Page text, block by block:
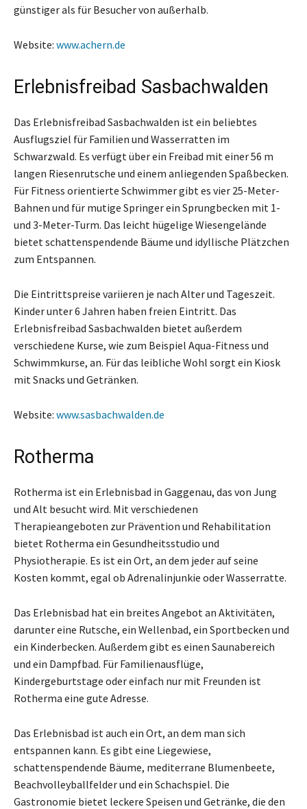
günstiger als für Besucher von außerhalb.
Website: www.achern.de
Erlebnisfreibad Sasbachwalden
Das Erlebnisfreibad Sasbachwalden ist ein beliebtes
Ausflugsziel für Familien und Wasserratten im
Schwarzwald. Es verfügt über ein Freibad mit einer 56 m
langen Riesenrutsche und einem anliegenden Spaßbecken.
Für Fitness orientierte Schwimmer gibt es vier 25-Meter-
Bahnen und für mutige Springer ein Sprungbecken mit 1-
und 3-Meter-Turm. Das leicht hügelige Wiesengelände
bietet schattenspendende Bäume und idyllische Plätzchen
zum Entspannen.
Die Eintrittspreise variieren je nach Alter und Tageszeit.
Kinder unter 6 Jahren haben freien Eintritt. Das
Erlebnisfreibad Sasbachwalden bietet außerdem
verschiedene Kurse, wie zum Beispiel Aqua-Fitness und
Schwimmkurse, an. Für das leibliche Wohl sorgt ein Kiosk
mit Snacks und Getränken.
Website: www.sasbachwalden.de
Rotherma
Rotherma ist ein Erlebnisbad in Gaggenau, das von Jung
und Alt besucht wird. Mit verschiedenen
Therapieangeboten zur Prävention und Rehabilitation
bietet Rotherma ein Gesundheitsstudio und
Physiotherapie. Es ist ein Ort, an dem jeder auf seine
Kosten kommt, egal ob Adrenalinjunkie oder Wasserratte.
Das Erlebnisbad hat ein breites Angebot an Aktivitäten,
darunter eine Rutsche, ein Wellenbad, ein Sportbecken und
ein Kinderbecken. Außerdem gibt es einen Saunabereich
und ein Dampfbad. Für Familienausflüge,
Kindergeburtstage oder einfach nur mit Freunden ist
Rotherma eine gute Adresse.
Das Erlebnisbad ist auch ein Ort, an dem man sich
entspannen kann. Es gibt eine Liegewiese,
schattenspendende Bäume, mediterrane Blumenbeete,
Beachvolleyballfelder und ein Schachspiel. Die
Gastronomie bietet leckere Speisen und Getränke, die den